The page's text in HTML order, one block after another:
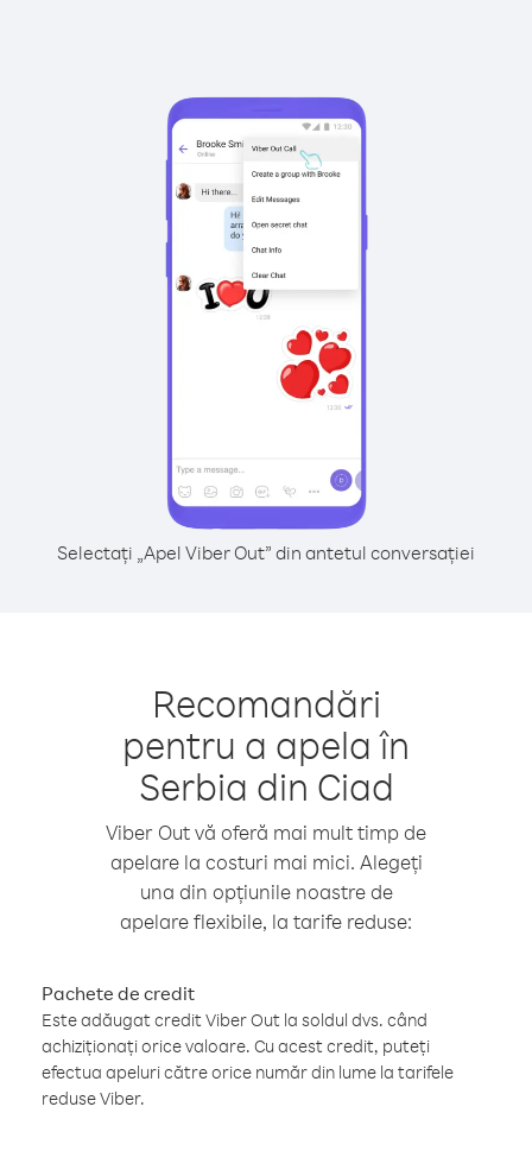
Selectați „Apel Viber Out” din antetul conversației
Recomandări
pentru a apela în
Serbia din Ciad
Viber Out vă oferă mai mult timp de
apelare la costuri mai mici. Alegeți
una din opțiunile noastre de
apelare flexibile, la tarife reduse:
Pachete de credit
Este adăugat credit Viber Out la soldul dvs. când
achiziționați orice valoare. Cu acest credit, puteți
efectua apeluri către orice număr din lume la tarifele
reduse Viber.